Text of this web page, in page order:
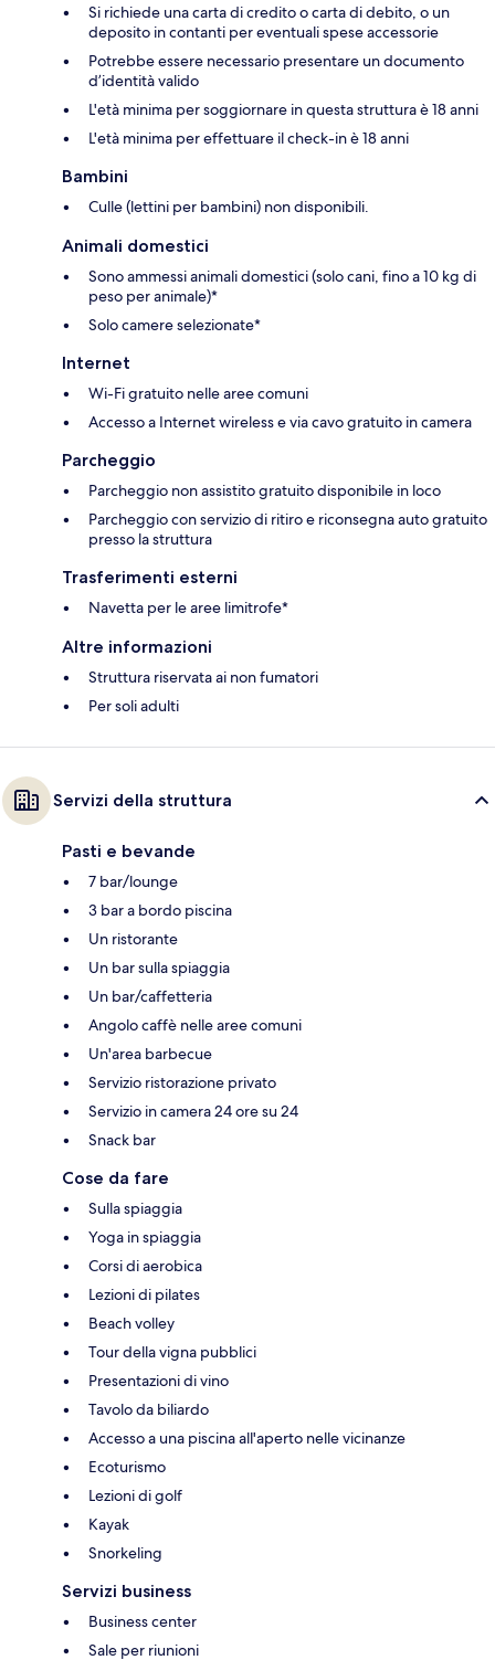
Si richiede una carta di credito o carta di debito, o un
deposito in contanti per eventuali spese accessorie
Potrebbe essere necessario presentare un documento
d’identità valido
L'età minima per soggiornare in questa struttura è 18 anni
L'età minima per effettuare il check-in è 18 anni
Bambini
Culle (lettini per bambini) non disponibili.
Animali domestici
Sono ammessi animali domestici (solo cani, fino a 10 kg di
peso per animale)*
Solo camere selezionate*
Internet
Wi-Fi gratuito nelle aree comuni
Accesso a Internet wireless e via cavo gratuito in camera
Parcheggio
Parcheggio non assistito gratuito disponibile in loco
Parcheggio con servizio di ritiro e riconsegna auto gratuito
presso la struttura
Trasferimenti esterni
Navetta per le aree limitrofe*
Altre informazioni
Struttura riservata ai non fumatori
Per soli adulti
Servizi della struttura
Pasti e bevande
7 bar/lounge
3 bar a bordo piscina
Un ristorante
Un bar sulla spiaggia
Un bar/caffetteria
Angolo caffè nelle aree comuni
Un'area barbecue
Servizio ristorazione privato
Servizio in camera 24 ore su 24
Snack bar
Cose da fare
Sulla spiaggia
Yoga in spiaggia
Corsi di aerobica
Lezioni di pilates
Beach volley
Tour della vigna pubblici
Presentazioni di vino
Tavolo da biliardo
Accesso a una piscina all'aperto nelle vicinanze
Ecoturismo
Lezioni di golf
Kayak
Snorkeling
Servizi business
Business center
Sale per riunioni